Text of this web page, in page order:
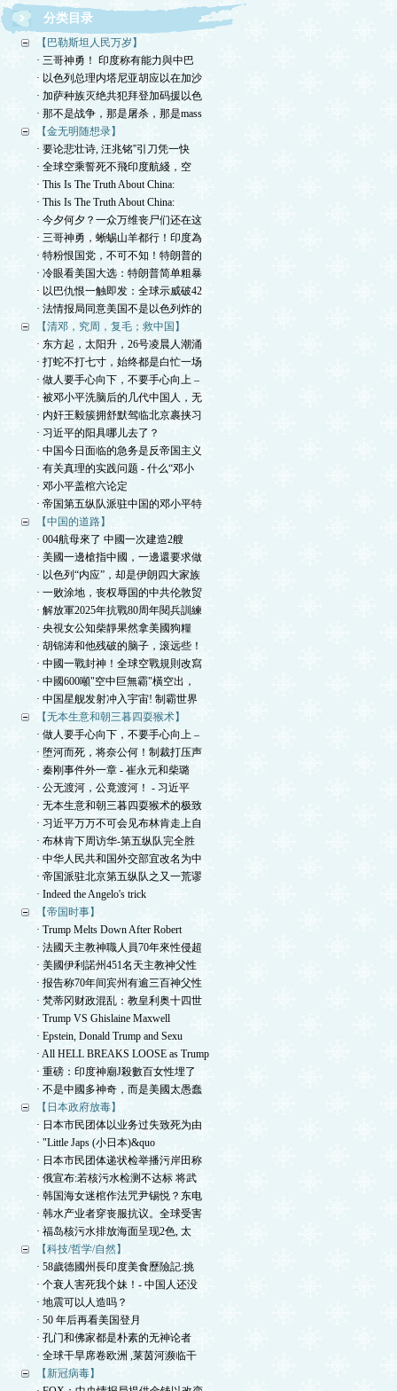
分类目录
【巴勒斯坦人民万岁】
· 三哥神勇！ 印度称有能力與中巴
· 以色列总理内塔尼亚胡应以在加沙
· 加萨种族灭绝共犯拜登加码援以色
· 那不是战争，那是屠杀，那是mass
【金无明随想录】
· 要论悲壮诗, 汪兆铭''引刀凭一快
· 全球空乘誓死不飛印度航綫，空
· This Is The Truth About China:
· This Is The Truth About China:
· 今夕何夕？一众万维丧尸们还在这
· 三哥神勇，蜥蜴山羊都行！印度為
· 特粉恨国党，不可不知！特朗普的
· 冷眼看美国大选：特朗普简单粗暴
· 以巴仇恨一触即发：全球示威破42
· 法情报局同意美国不是以色列炸的
【清邓，究周，复毛；救中国】
· 东方起，太阳升，26号凌晨人潮涌
· 打蛇不打七寸，始终都是白忙一场
· 做人要手心向下，不要手心向上 –
· 被邓小平洗脑后的几代中国人，无
· 内奸王毅簇拥舒默驾临北京裹挟习
· 习近平的阳具哪儿去了？
· 中国今日面临的急务是反帝国主义
· 有关真理的实践问题 - 什么“邓小
· 邓小平盖棺六论定
· 帝国第五纵队派驻中国的邓小平特
【中国的道路】
· 004航母來了 中國一次建造2艘
· 美國一邊槍指中國，一邊還要求做
· 以色列“内应”，却是伊朗四大家族
· 一败涂地，丧权辱国的中共伦敦贸
· 解放軍2025年抗戰80周年閱兵訓練
· 央視女公知柴靜果然拿美國狗糧
· 胡锦涛和他残破的脑子，滚远些！
· 中國一戰封神！全球空戰規則改寫
· 中國600噸"空中巨無霸"橫空出，
· 中国星舰发射冲入宇宙! 制霸世界
【无本生意和朝三暮四耍猴术】
· 做人要手心向下，不要手心向上 –
· 堕河而死，将奈公何！制裁打压声
· 秦刚事件外一章 - 崔永元和柴璐
· 公无渡河，公竟渡河！ - 习近平
· 无本生意和朝三暮四耍猴术的极致
· 习近平万万不可会见布林肯走上自
· 布林肯下周访华-第五纵队完全胜
· 中华人民共和国外交部宜改名为中
· 帝国派驻北京第五纵队之又一荒谬
· Indeed the Angelo's trick
【帝国时事】
· Trump Melts Down After Robert
· 法國天主教神職人員70年來性侵超
· 美國伊利諾州451名天主教神父性
· 报告称70年间宾州有逾三百神父性
· 梵蒂冈财政混乱：教皇利奥十四世
· Trump VS Ghislaine Maxwell
· Epstein, Donald Trump and Sexu
· All HELL BREAKS LOOSE as Trump
· 重磅：印度神廟J殺數百女性埋了
· 不是中國多神奇，而是美國太愚蠢
【日本政府放毒】
· 日本市民团体以业务过失致死为由
· "Little Japs (小日本)&quo
· 日本市民团体递状检举播污岸田称
· 俄宣布:若核污水检测不达标 将武
· 韩国海女迷棺作法咒尹锡悦？东电
· 韩水产业者穿丧服抗议。全球受害
· 福岛核污水排放海面呈现2色, 太
【科技/哲学/自然】
· 58歲德國州長印度美食歷險記:挑
· 个衰人害死我个妹！- 中国人还没
· 地震可以人造吗？
· 50 年后再看美国登月
· 孔门和佛家都是朴素的无神论者
· 全球干旱席卷欧洲 ,莱茵河濒临干
【新冠病毒】